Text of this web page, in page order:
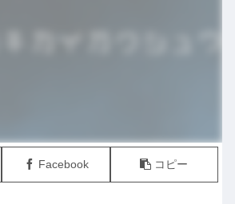
Facebook コピー